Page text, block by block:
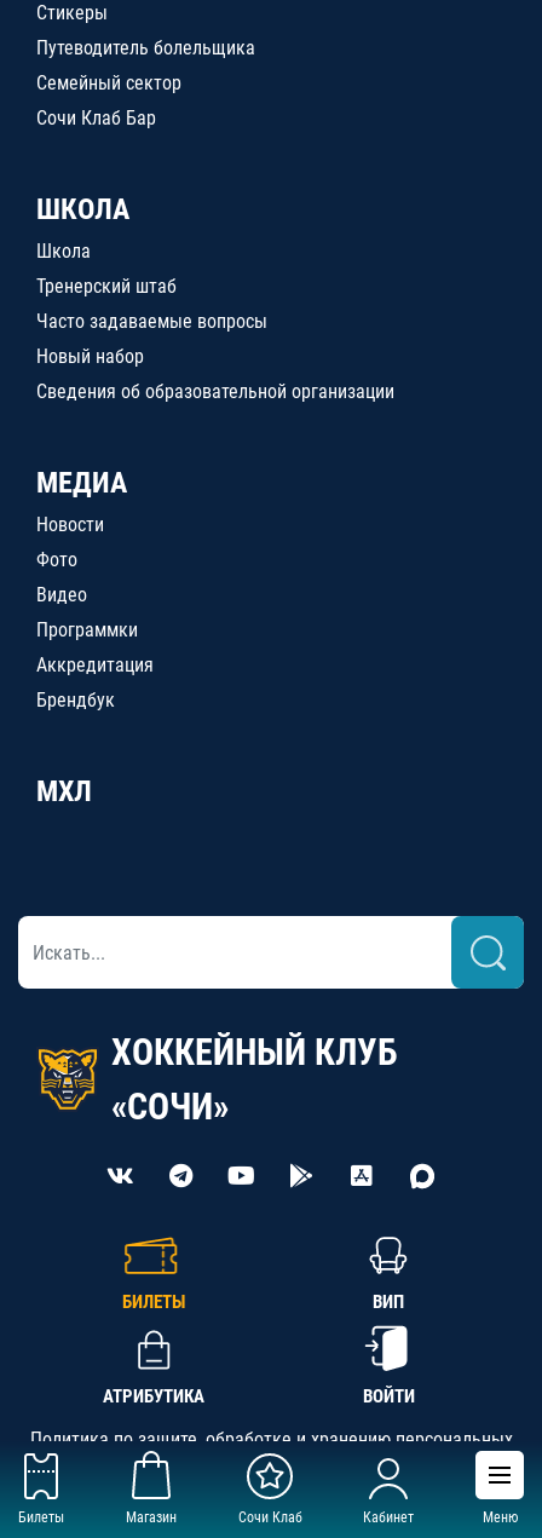
Билеты Магазин Сочи Клаб Кабинет Меню
Стикеры
Путеводитель болельщика
Семейный сектор
Сочи Клаб Бар
ШКОЛА
Школа
Тренерский штаб
Часто задаваемые вопросы
Новый набор
Сведения об образовательной организации
МЕДИА
Новости
Фото
Видео
Программки
Аккредитация
Брендбук
МХЛ
ХОККЕЙНЫЙ КЛУБ
«СОЧИ»
БИЛЕТЫ ВИП
АТРИБУТИКА ВОЙТИ
Политика по защите, обработке и хранению персональных
данных
АНО «СК «Кубань-Регион», ОГРН 1142300002349,